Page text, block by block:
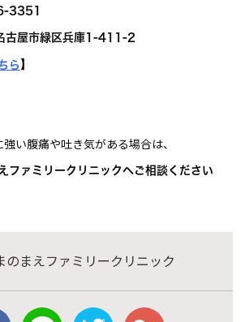
3351
屋市緑区兵庫1-411-2
ら 】
い腹痛や吐き気がある場合は、
ファミリークリニックへご相談ください
のまえファミリークリニック